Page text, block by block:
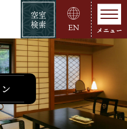
空室
検索
EN